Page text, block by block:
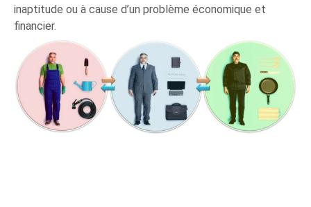
inaptitude ou à cause d’un problème économique et
financier.